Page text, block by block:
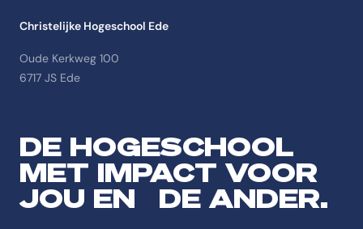
Christelijke Hogeschool Ede
Oude Kerkweg 100
6717 JS Ede
DE HOGESCHOOL
MET IMPACT VOOR
JOU EN DE ANDER.